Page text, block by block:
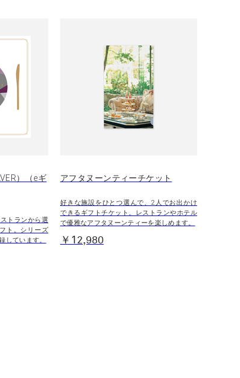
）（eギ
トランから選
ト。シリーズ
しています。
アフタヌーンティーチケット
好きな施設をひとつ選んで、2人でお出かけ
できるギフトチケット。レストランやホテル
で優雅なアフタヌーンティーを楽しめます。
￥12,980